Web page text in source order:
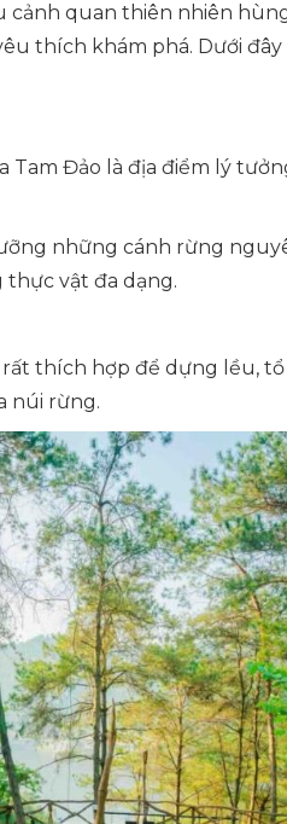
cảnh quan thiên nhiên
thích khám phá. Dưới
Tam Đảo là địa điểm lý
những cánh rừng
vật đa dạng.
thích hợp để dựng lều,
núi rừng.